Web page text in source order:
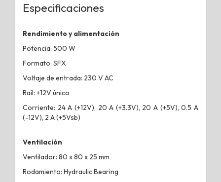
Especificaciones
Rendimiento y alimentación
Potencia: 500 W
Formato: SFX
Voltaje de entrada: 230 V AC
Raíl: +12V único
Corriente: 24 A (+12V), 20 A (+3.3V), 20 A (+5V), 0.5 A
(-12V), 2 A (+5Vsb)
Ventilación
Ventilador: 80 x 80 x 25 mm
Rodamiento: Hydraulic Bearing